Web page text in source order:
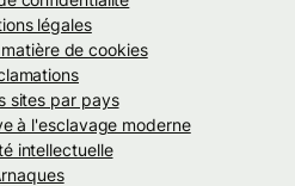
légales
de cookies
sites par pays
à l'esclavage moderne
intellectuelle